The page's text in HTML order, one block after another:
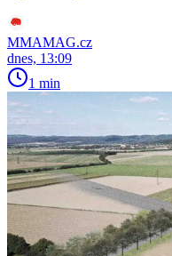
MMAMAG.cz
dnes, 13:09
1 min